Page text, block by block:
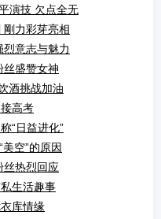
演技 欠点全无
剛力彩芽亮相
意志与魅力
丝盛赞女神
酒挑战加油
高考
“日益进化”
空”的原因
丝热烈回应
生活趣事
库情缘